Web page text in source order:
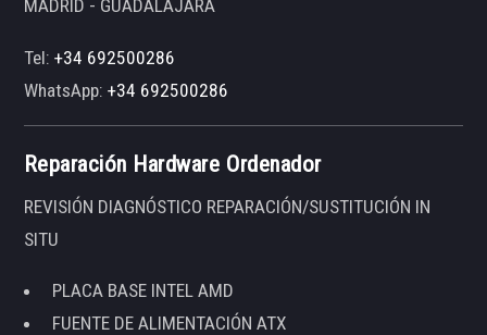
MADRID - GUADALAJARA
Tel:+34 692500286
WhatsApp:+34 692500286
Reparación Hardware Ordenador
REVISIÓN DIAGNÓSTICO REPARACIÓN/SUSTITUCIÓN IN
SITU
PLACA BASE INTEL AMD
FUENTE DE ALIMENTACIÓN ATX